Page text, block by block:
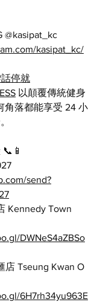
@kasipat_kc
kasipat_kc/
停就
以顛覆傳統健身
角落都能享受 24 小
send?
Kennedy Town
DWNeS4aZBSo
店 Tseung Kwan O
6H7rh34yu963E